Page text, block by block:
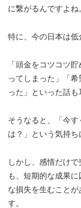
に繋がるんですよね
特に、今の日本は低
「頭金をコツコツ
ってしまった」「
った」といった話も
そうなると、「今
は？」という気持ち
しかし、感情だけ
も、短期的な成果
な損失を生むこと
す。